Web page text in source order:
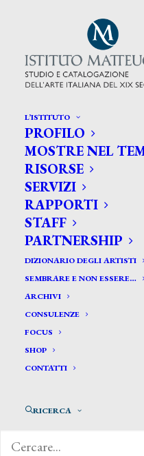
L’ISTITUTO
PROFILO
MOSTRE NEL
RISORSE
SERVIZI
RAPPORTI
STAFF
PARTNERSHIP
DIZIONARIO DEGLI ARTISTI
SEMBRARE E NON ESSERE…
ARCHIVI
CONSULENZE
FOCUS
SHOP
CONTATTI
RICERCA
CERCA TRA GLI
Search
for:
Schifano Mario